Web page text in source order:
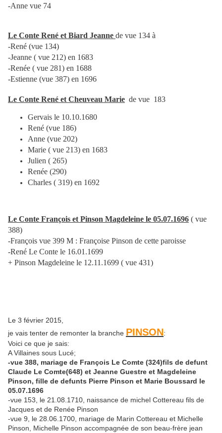
-Anne vue 74
Le Conte René et Biard Jeanne de vue 134 à
-René (vue 134)
-Jeanne ( vue 212) en 1683
-Renée ( vue 281) en 1688
-Estienne (vue 387) en 1696
Le Conte René et Cheuveau Marie de vue 183
Gervais le 10.10.1680
René (vue 186)
Anne (vue 202)
Marie ( vue 213) en 1683
Julien ( 265)
Renée (290)
Charles ( 319) en 1692
Le Conte François et Pinson Magdeleine le 05.07.1696 ( vue
388)
-François vue 399 M : Françoise Pinson de cette paroisse
-René Le Conte le 16.01.1699
+ Pinson Magdeleine le 12.11.1699 ( vue 431)
Le 3 février 2015,
je vais tenter de remonter la branche PINSON:
Voici ce que je sais:
A Villaines sous Lucé;
-vue 388, mariage de François Le Comte (324)fils de defunt
Claude Le Comte(648) et Jeanne Guestre et Magdeleine
Pinson, fille de defunts Pierre Pinson et Marie Boussard le
05.07.1696
-vue 153, le 21.08.1710, naissance de michel Cottereau fils de
Jacques et de Renée Pinson
-vue 9, le 28.06.1700, mariage de Marin Cottereau et Michelle
Pinson, Michelle Pinson accompagnée de son beau-frère jean